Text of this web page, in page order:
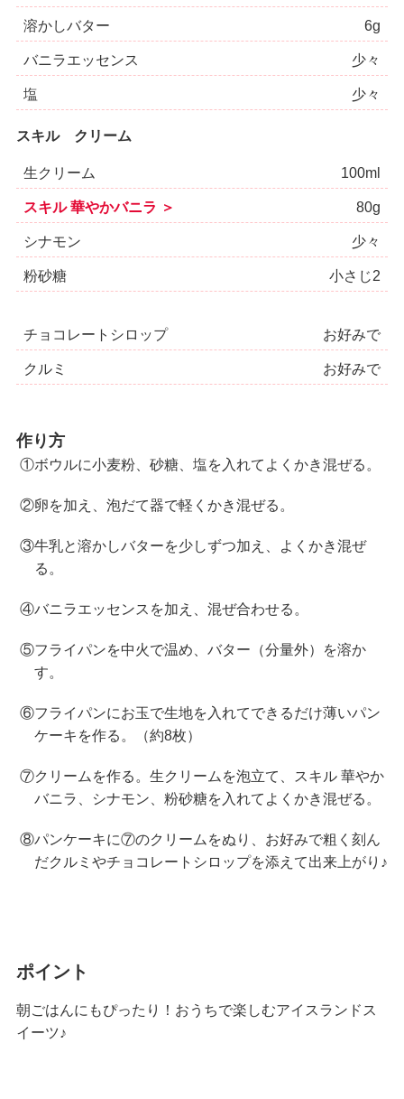
溶かしバター 6g
バニラエッセンス 少々
塩 少々
スキル クリーム
生クリーム 100ml
スキル 華やかバニラ ＞ 80g
シナモン 少々
粉砂糖 小さじ2
チョコレートシロップ お好みで
クルミ お好みで
作り方
①ボウルに小麦粉、砂糖、塩を入れてよくかき混ぜる。
②卵を加え、泡だて器で軽くかき混ぜる。
③牛乳と溶かしバターを少しずつ加え、よくかき混ぜ
る。
④バニラエッセンスを加え、混ぜ合わせる。
⑤フライパンを中火で温め、バター（分量外）を溶か
す。
⑥フライパンにお玉で生地を入れてできるだけ薄いパン
ケーキを作る。（約8枚）
⑦クリームを作る。生クリームを泡立て、スキル 華やか
バニラ、シナモン、粉砂糖を入れてよくかき混ぜる。
⑧パンケーキに⑦のクリームをぬり、お好みで粗く刻ん
だクルミやチョコレートシロップを添えて出来上がり♪
ポイント
朝ごはんにもぴったり！おうちで楽しむアイスランドス
イーツ♪